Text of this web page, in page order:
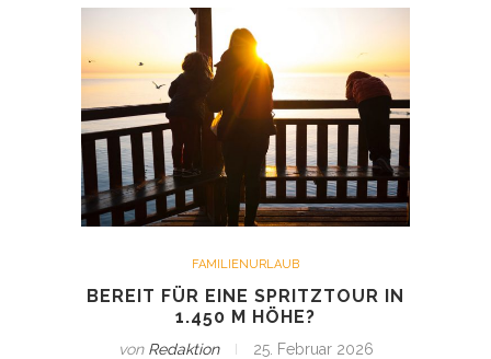
FAMILIENURLAUB
BEREIT FÜR EINE SPRITZTOUR IN
1.450 M HÖHE?
von Redaktion 25. Februar 2026